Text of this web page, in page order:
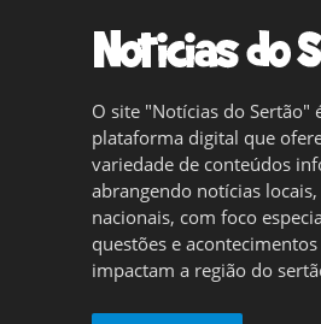
O site "Notícias do Sertão"
plataforma digital que
variedade de conteúdos
abrangendo notícias
nacionais, com foco
questões e
impactam a região do